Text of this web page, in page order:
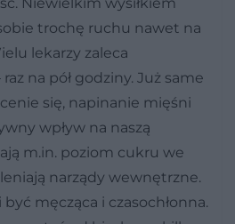
trochę ruchu nawet na
lekarzy zaleca
na pół godziny. Już same
się, napinanie mięśni
wpływ na naszą
m.in. poziom cukru we
narządy wewnętrzne.
męcząca i czasochłonna.